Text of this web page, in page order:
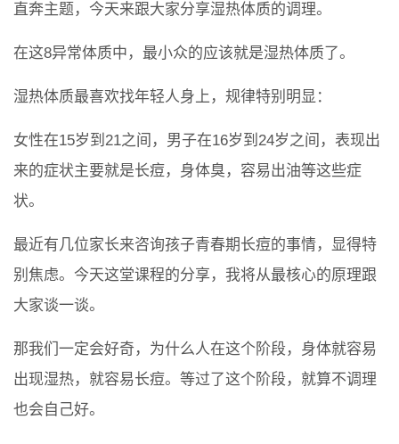
直奔主题，今天来跟大家分享湿热体质的调理。
在这8异常体质中，最小众的应该就是湿热体质了。
湿热体质最喜欢找年轻人身上，规律特别明显：
女性在15岁到21之间，男子在16岁到24岁之间，表现出
来的症状主要就是长痘，身体臭，容易出油等这些症
状。
最近有几位家长来咨询孩子青春期长痘的事情，显得特
别焦虑。今天这堂课程的分享，我将从最核心的原理跟
大家谈一谈。
那我们一定会好奇，为什么人在这个阶段，身体就容易
出现湿热，就容易长痘。等过了这个阶段，就算不调理
也会自己好。